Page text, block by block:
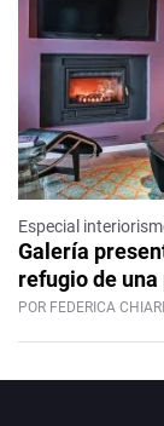
Especial
Galería
refugio de
POR FEDERICA